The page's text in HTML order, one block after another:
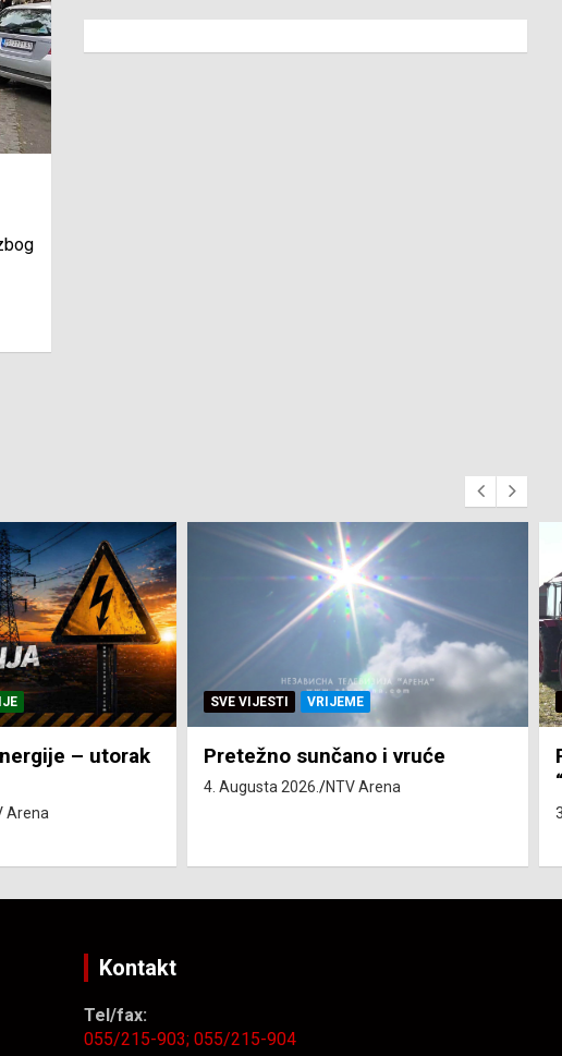
i vruće
SVE VIJESTI ZEMLJA
Pravo na subvenciju za traktor
“Belarus” ostvarila 84 korisnika
Kontakt
Tel/fax:
055/215-903;055/215-904